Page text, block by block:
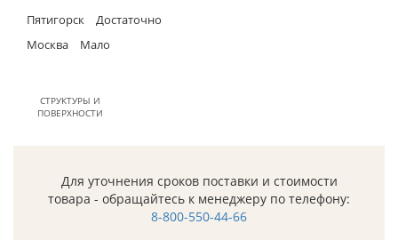
Пятигорск
Достаточно
Москва
Мало
СТРУКТУРЫ И
ПОВЕРХНОСТИ
Для уточнения сроков поставки и стоимости
товара - обращайтесь к менеджеру по телефону:
8-800-550-44-66